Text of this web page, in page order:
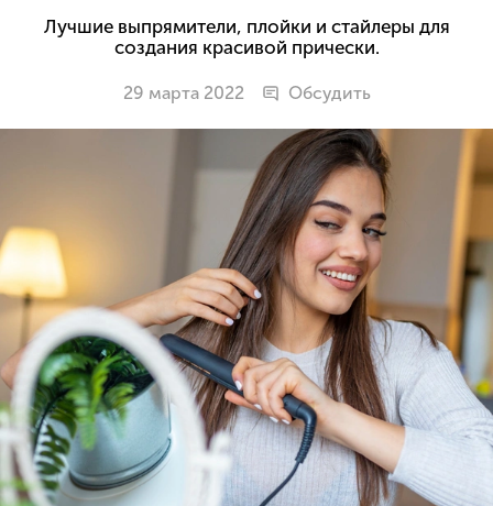
Лучшие выпрямители, плойки и стайлеры для
создания красивой прически.
29 марта 2022 Обсудить